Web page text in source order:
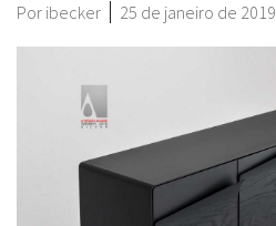
Por ibecker 25 de janeiro de 2019